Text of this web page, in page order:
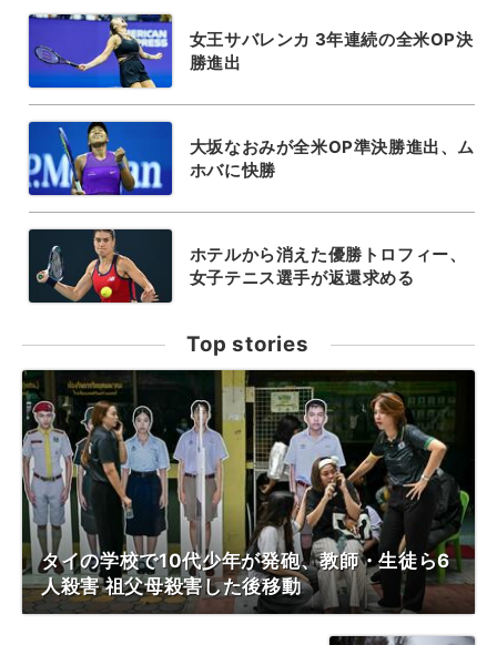
女王サバレンカ 3年連続の全米OP決
勝進出
大坂なおみが全米OP準決勝進出、ム
ホバに快勝
ホテルから消えた優勝トロフィー、
女子テニス選手が返還求める
Top stories
タイの学校で10代少年が発砲、教師・生徒ら6
人殺害 祖父母殺害した後移動